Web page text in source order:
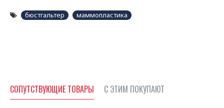
бюстгальтер маммопластика
СОПУТСТВУЮЩИЕ ТОВАРЫ С ЭТИМ ПОКУПАЮТ